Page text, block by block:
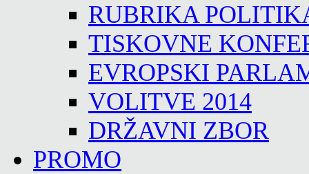
RUBRIKA
TISKOVNE
EVROPSKI
VOLITVE 2014
DRŽAVNI ZBOR
PROMO